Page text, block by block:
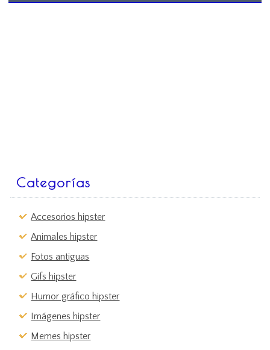
Categorías
Accesorios hipster
Animales hipster
Fotos antiguas
Gifs hipster
Humor gráfico hipster
Imágenes hipster
Memes hipster